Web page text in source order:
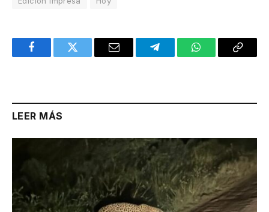
FacebookTwitter Email TelegramWhatsAppCopy
LEER MÁS